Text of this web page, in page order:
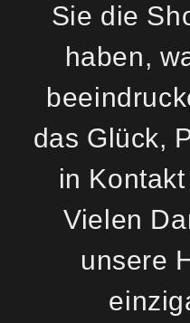
Sie die
haben,
das Glück,
in
Vielen
unsere